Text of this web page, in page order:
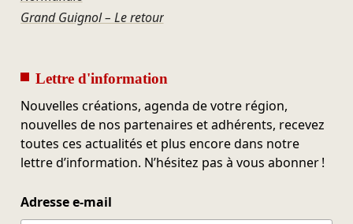
Grand Guignol – Le retour
Lettre d'information
Nouvelles créations, agenda de votre région,
nouvelles de nos partenaires et adhérents, recevez
toutes ces actualités et plus encore dans notre
lettre d’information. N’hésitez pas à vous abonner !
Adresse e-mail